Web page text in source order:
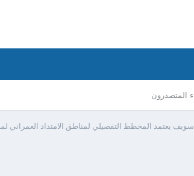
المتصدرون
يعتمد المخطط التفصيلي لمناطق الامتداد العمراني